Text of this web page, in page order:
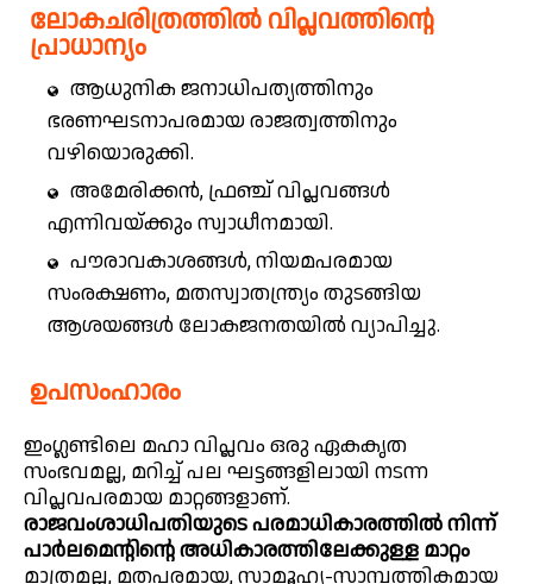
ലോകചരിത്രത്തിൽ വിപ്ലവത്തിന്റെ
പ്രാധാന്യം
ആധുനിക ജനാധിപത്യത്തിനും
ഭരണഘടനാപരമായ രാജത്വത്തിനും
വഴിയൊരുക്കി.
അമേരിക്കൻ, ഫ്രഞ്ച് വിപ്ലവങ്ങൾ
എന്നിവയ്ക്കും സ്വാധീനമായി.
പൗരാവകാശങ്ങൾ, നിയമപരമായ
സംരക്ഷണം, മതസ്വാതന്ത്ര്യം തുടങ്ങിയ
ആശയങ്ങൾ ലോകജനതയിൽ വ്യാപിച്ചു.
ഉപസംഹാരം
ഇംഗ്ലണ്ടിലെ മഹാ വിപ്ലവം ഒരു ഏകകൃത
സംഭവമല്ല, മറിച്ച് പല ഘട്ടങ്ങളിലായി നടന്ന
വിപ്ലവപരമായ മാറ്റങ്ങളാണ്.
രാജവംശാധിപതിയുടെ പരമാധികാരത്തിൽ നിന്ന്
പാർലമെന്റിന്റെ അധികാരത്തിലേക്കുള്ള മാറ്റം
മാത്രമല്ല, മതപരമായ, സാമൂഹ്യ-സാമ്പത്തികമായ